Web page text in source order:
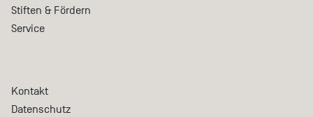
Stiften & Fördern
Service
Kontakt
Datenschutz